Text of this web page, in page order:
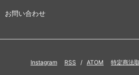
お問い合わせ
Instagram RSS / ATOM 特定商法